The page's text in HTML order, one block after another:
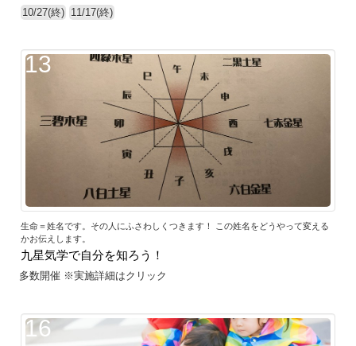
10/27(終) 11/17(終)
13
生命＝姓名です。その人にふさわしくつきます！ この姓名をどうやって変える
かお伝えします。
九星気学で自分を知ろう！
多数開催 ※実施詳細はクリック
16